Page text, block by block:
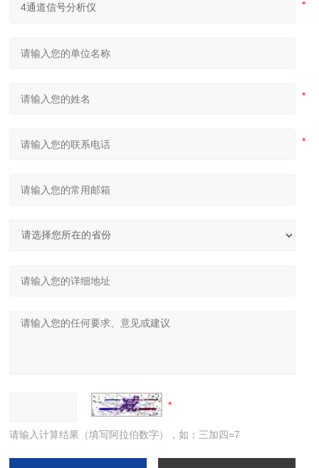
请输入计算结果（填写阿拉伯数字），如：三加四=7